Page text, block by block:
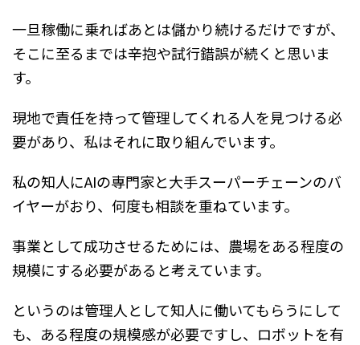
一旦稼働に乗ればあとは儲かり続けるだけですが、
そこに至るまでは辛抱や試行錯誤が続くと思いま
す。
現地で責任を持って管理してくれる人を見つける必
要があり、私はそれに取り組んでいます。
私の知人にAIの専門家と大手スーパーチェーンのバ
イヤーがおり、何度も相談を重ねています。
事業として成功させるためには、農場をある程度の
規模にする必要があると考えています。
というのは管理人として知人に働いてもらうにして
も、ある程度の規模感が必要ですし、ロボットを有